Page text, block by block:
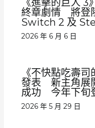
《進擊的巨人
終章劇情 將登
Switch 2 及
2026 年 6 月 6 日
《不快點吃壽
發表 新主角展
成功 今年下旬
2026 年 5 月 29 日